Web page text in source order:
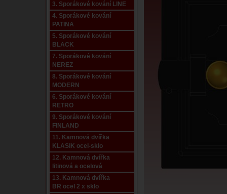
3. Sporákové kování LINE
4. Sporákové kování
PATINA
5. Sporákové kování
BLACK
7. Sporákové kování
NEREZ
8. Sporákové kování
MODERN
6. Sporákové kování
RETRO
9. Sporákové kování
FINLAND
11. Kamnová dvířka
KLASIK ocel-sklo
12. Kamnová dvířka
litinová a ocelová
13. Kamnová dvířka
BR ocel 2 x sklo